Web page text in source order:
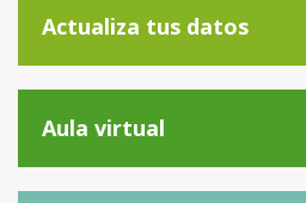
Actualiza tus datos
Aula virtual